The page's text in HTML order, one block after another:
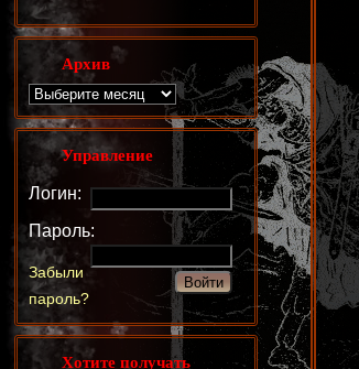
Архив
Управление
Логин:
Пароль:
Забыли
пароль?
Хотите получать